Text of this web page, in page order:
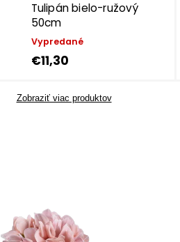
Tulipán bielo-ružový
50cm
Vypredané
€11,30
Zobraziť viac produktov